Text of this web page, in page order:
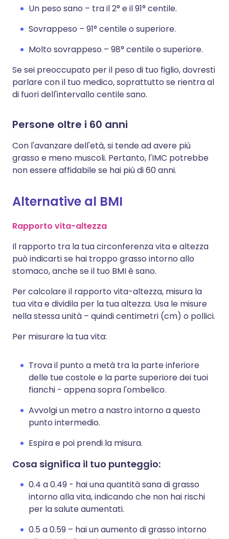
Un peso sano – tra il 2° e il 91° centile.
Sovrappeso – 91° centile o superiore.
Molto sovrappeso – 98° centile o superiore.
Se sei preoccupato per il peso di tuo figlio, dovresti
parlare con il tuo medico, soprattutto se rientra al
di fuori dell'intervallo centile sano.
Persone oltre i 60 anni
Con l'avanzare dell'età, si tende ad avere più
grasso e meno muscoli. Pertanto, l'IMC potrebbe
non essere affidabile se hai più di 60 anni.
Alternative al BMI
Rapporto vita-altezza
Il rapporto tra la tua circonferenza vita e altezza
può indicarti se hai troppo grasso intorno allo
stomaco, anche se il tuo BMI è sano.
Per calcolare il rapporto vita-altezza, misura la
tua vita e dividila per la tua altezza. Usa le misure
nella stessa unità – quindi centimetri (cm) o pollici.
Per misurare la tua vita:
Trova il punto a metà tra la parte inferiore
delle tue costole e la parte superiore dei tuoi
fianchi - appena sopra l'ombelico.
Avvolgi un metro a nastro intorno a questo
punto intermedio.
Espira e poi prendi la misura.
Cosa significa il tuo punteggio:
0.4 a 0.49 - hai una quantità sana di grasso
intorno alla vita, indicando che non hai rischi
per la salute aumentati.
0.5 a 0.59 – hai un aumento di grasso intorno